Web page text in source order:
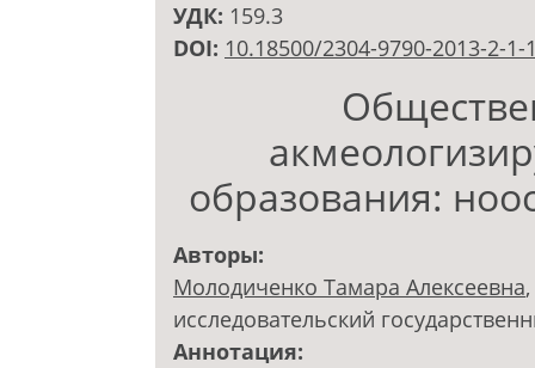
УДК: 159.3
DOI: 10.18500/2304-9790-2013-2-1-
образования:
Авторы:
Молодиченко Тамара Алексеевна
исследовательский
Аннотация: